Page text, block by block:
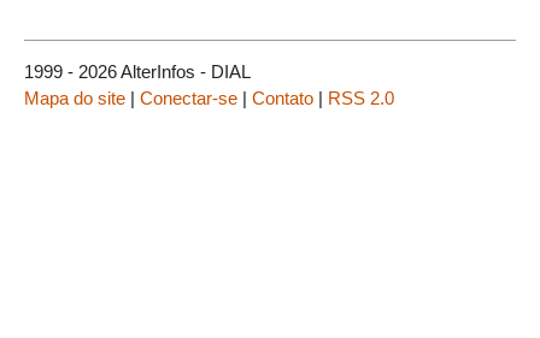
1999 - 2026 AlterInfos - DIAL
Mapa do site | Conectar-se | Contato | RSS 2.0